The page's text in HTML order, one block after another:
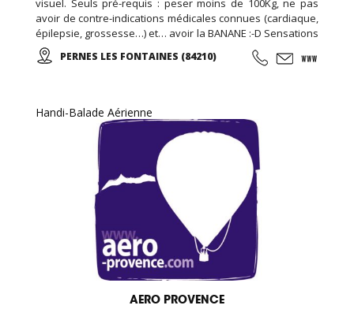
visuel. Seuls pré-requis : peser moins de 100Kg, ne pas
avoir de contre-indications médicales connues (cardiaque,
épilepsie, grossesse…) et… avoir la BANANE :-D Sensations
assurées : liberté, légèreté, air, panoramas… ! Plusieurs
circuits et vidéo souvenir possibles ; pour plus de
PERNES LES FONTAINES (84210)
Handi-Balade Aérienne
AERO PROVENCE